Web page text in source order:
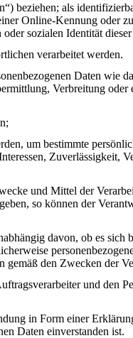
beziehen; als
Online-Kennung oder
sozialen Identität
verarbeitet werden.
Daten wie
Verbreitung oder
um bestimmte
Zuverlässigkeit,
und Mittel der
so können der
davon, ob es sich
gemäß den Zwecken der
und den
in Form einer
Daten einverstanden ist.